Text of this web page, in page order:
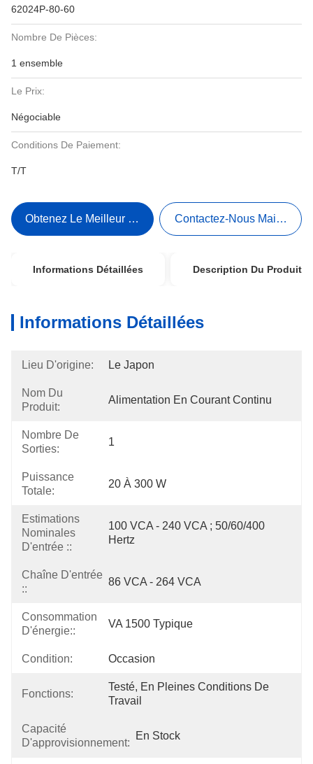
62024P-80-60
Nombre De Pièces:
1 ensemble
Le Prix:
Négociable
Conditions De Paiement:
T/T
Obtenez Le Meilleur Prix Contactez-Nous Maintenant
Informations Détaillées Description Du Produit
Informations Détaillées
Lieu D'origine: Le Japon
Nom Du
Produit:
Alimentation En Courant Continu
Nombre De
Sorties:
1
Puissance
Totale:
20 À 300 W
Estimations
Nominales
D'entrée ::
100 VCA - 240 VCA ; 50/60/400
Hertz
Chaîne D'entrée
::
86 VCA - 264 VCA
Consommation
D'énergie::
VA 1500 Typique
Condition: Occasion
Fonctions:
Testé, En Pleines Conditions De
Travail
Capacité
D'approvisionnement:
En Stock